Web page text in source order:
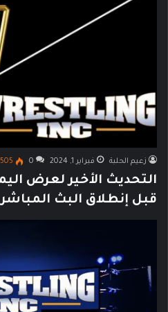
زعيم الحلبة فبراير 1, 2024 0
505
قبل إنطلاق البث المباشر